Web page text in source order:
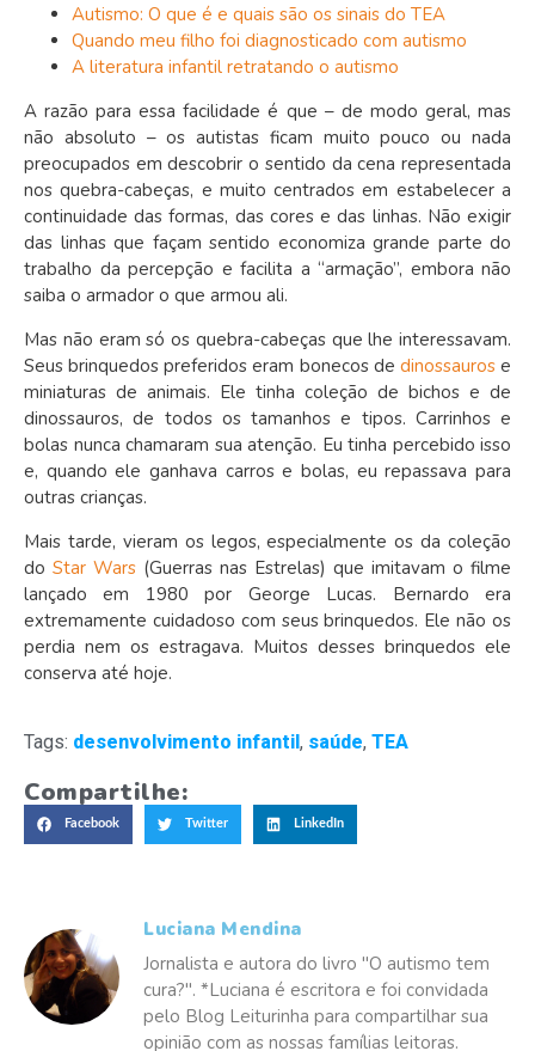
Autismo: O que é e quais são os sinais do TEA
Quando meu filho foi diagnosticado com autismo
A literatura infantil retratando o autismo
A razão para essa facilidade é que – de modo geral, mas
não absoluto – os autistas ficam muito pouco ou nada
preocupados em descobrir o sentido da cena representada
nos quebra-cabeças, e muito centrados em estabelecer a
continuidade das formas, das cores e das linhas. Não exigir
das linhas que façam sentido economiza grande parte do
trabalho da percepção e facilita a “armação”, embora não
saiba o armador o que armou ali.
Mas não eram só os quebra-cabeças que lhe interessavam.
Seus brinquedos preferidos eram bonecos de dinossaurose
miniaturas de animais. Ele tinha coleção de bichos e de
dinossauros, de todos os tamanhos e tipos. Carrinhos e
bolas nunca chamaram sua atenção. Eu tinha percebido isso
e, quando ele ganhava carros e bolas, eu repassava para
outras crianças.
Mais tarde, vieram os legos, especialmente os da coleção
do Star Wars (Guerras nas Estrelas) que imitavam o filme
lançado em 1980 por George Lucas. Bernardo era
extremamente cuidadoso com seus brinquedos. Ele não os
perdia nem os estragava. Muitos desses brinquedos ele
conserva até hoje.
Tags: desenvolvimento infantil, saúde, TEA
Compartilhe:
Facebook Twitter LinkedIn
Luciana Mendina
Jornalista e autora do livro "O autismo tem
cura?". *Luciana é escritora e foi convidada
pelo Blog Leiturinha para compartilhar sua
opinião com as nossas famílias leitoras.